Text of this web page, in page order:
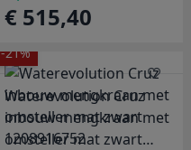
€ 515,40
-21%
Waterevolution Cruz
inbouw mengkraan met
omsteller mat zwart